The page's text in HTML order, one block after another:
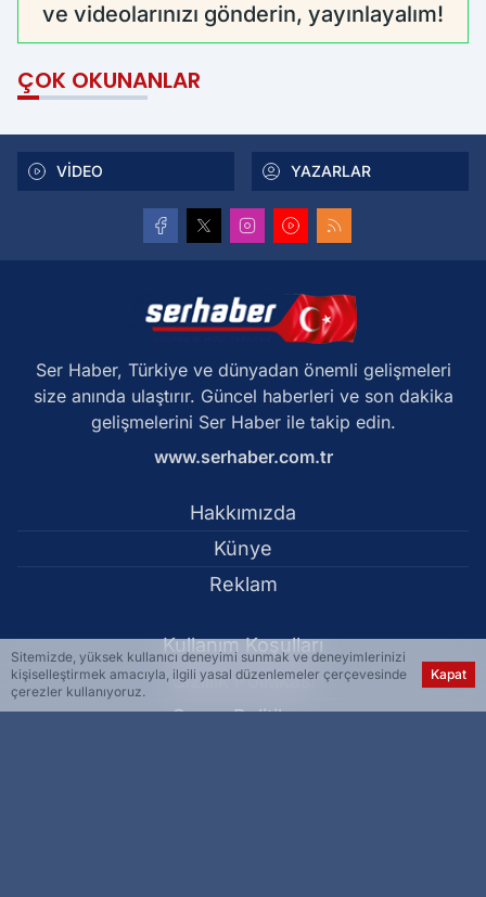
ve videolarınızı gönderin, yayınlayalım!
ÇOK OKUNANLAR
VİDEO YAZARLAR
Ser Haber, Türkiye ve dünyadan önemli gelişmeleri
size anında ulaştırır. Güncel haberleri ve son dakika
gelişmelerini Ser Haber ile takip edin.
www.serhaber.com.tr
Hakkımızda
Künye
Reklam
Kullanım Koşulları
Gizlilik Politikası
Çerez Politikası
Sitemizde, yüksek kullanıcı deneyimi sunmak ve deneyimlerinizi
kişiselleştirmek amacıyla, ilgili yasal düzenlemeler çerçevesinde
çerezler kullanıyoruz.
Kapat